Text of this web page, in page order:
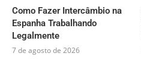
Como Fazer Intercâmbio na
Espanha Trabalhando
Legalmente
7 de agosto de 2026